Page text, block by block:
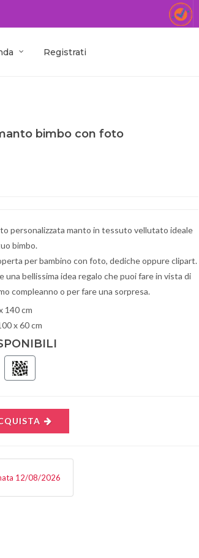
Registrati
bimbo con foto
personalizzata manto in tessuto vellutato ideale
bimbo.
per bambino con foto, dediche oppure clipart.
una bellissima idea regalo che puoi fare in vista di
compleanno o per fare una sorpresa.
140 cm
x 60 cm
12/08/2026